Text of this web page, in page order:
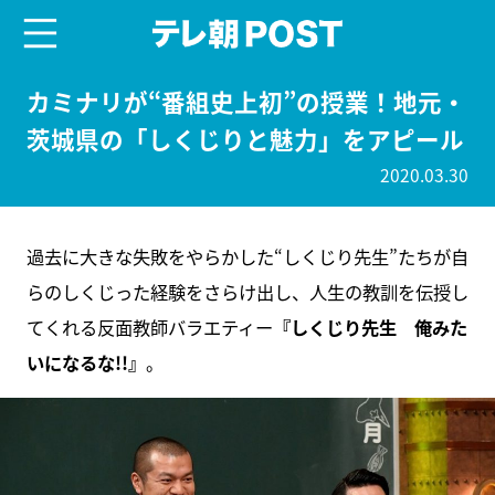
カミナリが“番組史上初”の授業！地元・
茨城県の「しくじりと魅力」をアピール
2020.03.30
過去に大きな失敗をやらかした“しくじり先生”たちが自
らのしくじった経験をさらけ出し、人生の教訓を伝授し
てくれる反面教師バラエティー 『しくじり先生 俺みた
いになるな!!』 。